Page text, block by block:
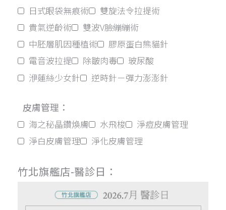
日式眼袋無痕術
雙旋法令拉提術
貴氣逆齡術
雙波V臉繃繃術
中胚層肌因種植術
膠原蛋白熊貓針
電音波拉提
除皺肉毒
玻尿酸
洢蓮絲少女針
逆時針－彈力澎澎針
皮膚管理：
海之秘晶鑽煥膚 水飛梭
淨痘皮膚管理
淨白皮膚管理
淨化皮膚管理
竹北旗艦店-醫診日：